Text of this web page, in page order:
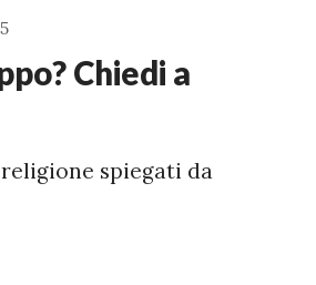
Chiedi a
spiegati da